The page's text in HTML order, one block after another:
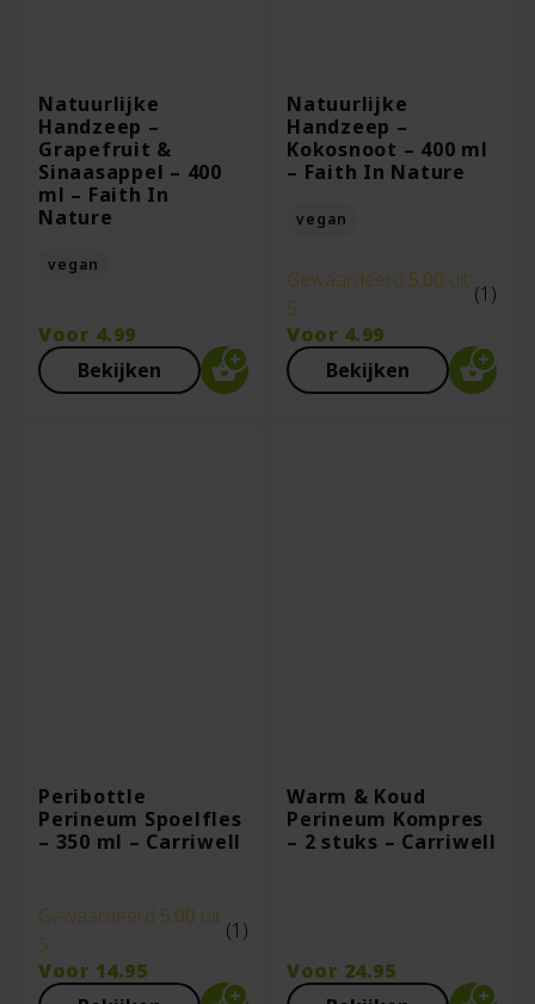
Natuurlijke
Handzeep –
Grapefruit &
Sinaasappel – 400
ml – Faith In
Nature
vegan
Voor 4.99
Bekijken
Natuurlijke
Handzeep –
Kokosnoot – 400 ml
– Faith In Nature
vegan
Gewaardeerd 5.00 uit
5
(1)
Voor 4.99
Bekijken
Peribottle
Perineum Spoelfles
– 350 ml – Carriwell
Gewaardeerd 5.00 uit
5
(1)
Voor 14.95
Warm & Koud
Perineum Kompres
– 2 stuks – Carriwell
Voor 24.95